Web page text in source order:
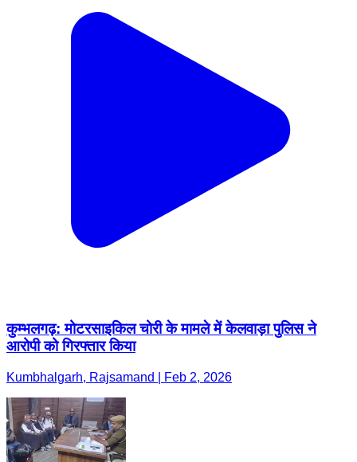
कुम्भलगढ़: मोटरसाइकिल चोरी के मामले में केलवाड़ा पुलिस ने
आरोपी को गिरफ्तार किया
Kumbhalgarh, Rajsamand | Feb 2, 2026